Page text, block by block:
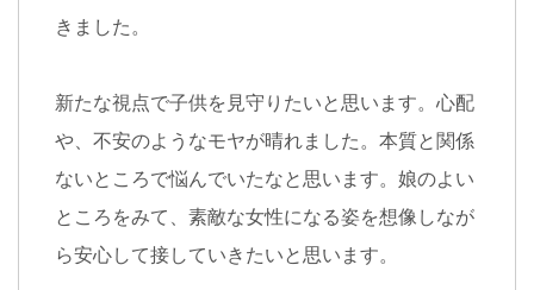
きました。
新たな視点で子供を見守りたいと思います。心配
や、不安のようなモヤが晴れました。本質と関係
ないところで悩んでいたなと思います。娘のよい
ところをみて、素敵な女性になる姿を想像しなが
ら安心して接していきたいと思います。